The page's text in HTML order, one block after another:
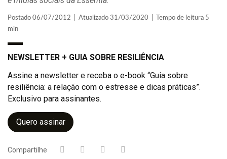
Postado 06/07/2012 | Atualizado 31/03/2020 | Tempo de leitura 5
min
NEWSLETTER + GUIA SOBRE RESILIÊNCIA
Assine a newsletter e receba o e-book “Guia sobre
resiliência: a relação com o estresse e dicas práticas”.
Exclusivo para assinantes.
Quero assinar
Compartilhe